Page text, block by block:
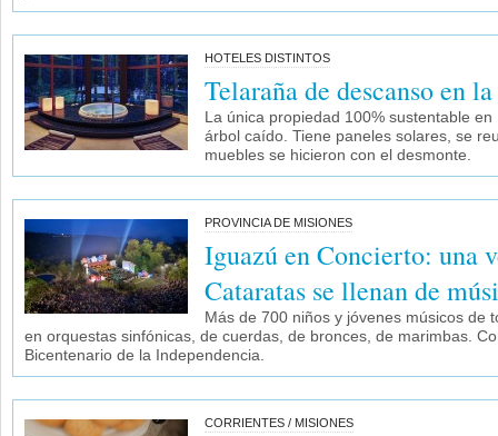
HOTELES DISTINTOS
Telaraña de descanso en
La única propiedad 100% sustentable
árbol caído. Tiene paneles solares, se
muebles se hicieron con el desmonte.
PROVINCIA DE MISIONES
Iguazú en Concierto: una
Cataratas se llenan de
Más de 700 niños y jóvenes músicos de
en orquestas sinfónicas, de cuerdas, de bronces, de marimbas.
Bicentenario de la Independencia.
CORRIENTES / MISIONES